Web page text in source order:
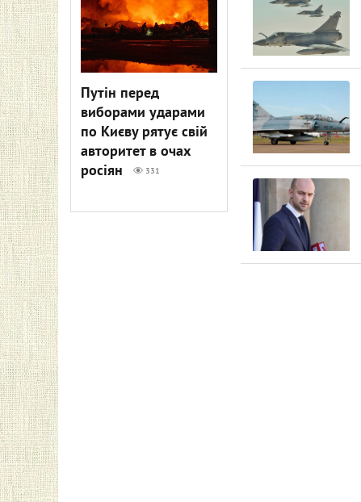
Путін перед
виборами ударами
по Києву рятує свій
авторитет в очах
росіян
331